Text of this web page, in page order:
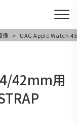
像 UAG Apple Watch
42mm用